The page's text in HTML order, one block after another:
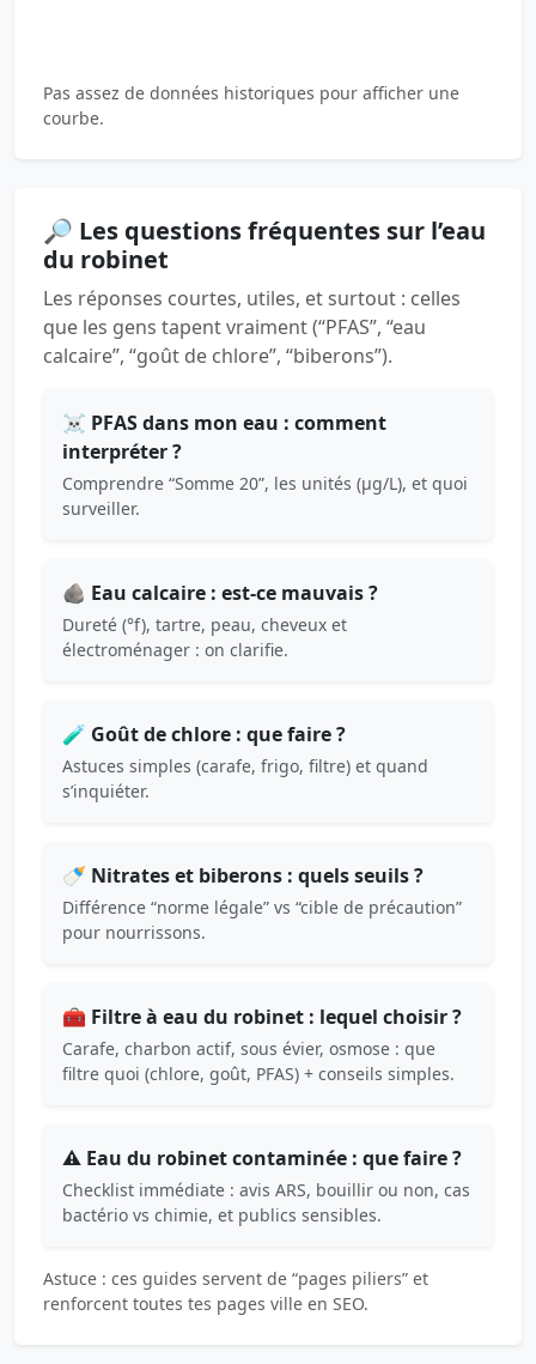
Pas assez de données historiques pour afficher une
courbe.
🔎 Les questions fréquentes sur l’eau
du robinet
Les réponses courtes, utiles, et surtout : celles
que les gens tapent vraiment (“PFAS”, “eau
calcaire”, “goût de chlore”, “biberons”).
☠️ PFAS dans mon eau : comment
interpréter ?
Comprendre “Somme 20”, les unités (µg/L), et quoi
surveiller.
🪨 Eau calcaire : est-ce mauvais ?
Dureté (°f), tartre, peau, cheveux et
électroménager : on clarifie.
🧪 Goût de chlore : que faire ?
Astuces simples (carafe, frigo, filtre) et quand
s’inquiéter.
🍼 Nitrates et biberons : quels seuils ?
Différence “norme légale” vs “cible de précaution”
pour nourrissons.
🧰 Filtre à eau du robinet : lequel choisir ?
Carafe, charbon actif, sous évier, osmose : que
filtre quoi (chlore, goût, PFAS) + conseils simples.
⚠️ Eau du robinet contaminée : que faire ?
Checklist immédiate : avis ARS, bouillir ou non, cas
bactério vs chimie, et publics sensibles.
Astuce : ces guides servent de “pages piliers” et
renforcent toutes tes pages ville en SEO.